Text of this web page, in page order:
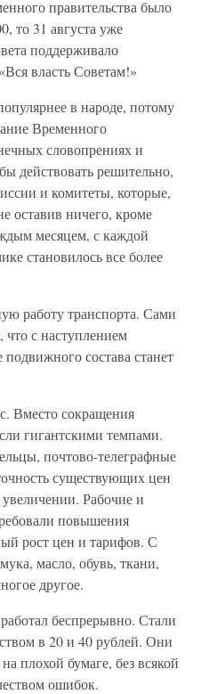
правительства было
то 31 августа уже
поддерживало
власть Советам!»
в народе, потому
Временного
словопрениях и
действовать решительно,
и комитеты, которые,
оставив ничего, кроме
месяцем, с каждой
становилось все более
работу транспорта. Сами
с наступлением
состава станет
Вместо сокращения
гигантскими темпами.
почтово-телеграфные
существующих цен
Рабочие и
повышения
рост цен и тарифов. С
масло, обувь, ткани,
другое.
беспрерывно. Стали
в 20 и 40 рублей. Они
плохой бумаге, без всякой
ошибок.